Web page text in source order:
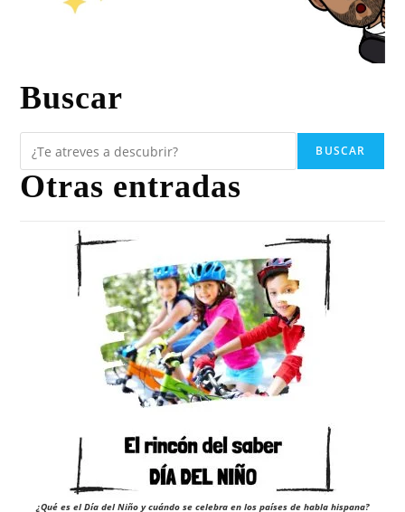
Buscar
BUSCAR
Otras entradas
¿Qué es el Día del Niño y cuándo se celebra en los países de habla hispana?